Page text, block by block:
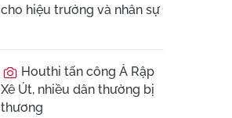
cho hiệu trưởng và nhân sự
Houthi tấn công Ả Rập
Xê Út, nhiều dân thường bị
thương